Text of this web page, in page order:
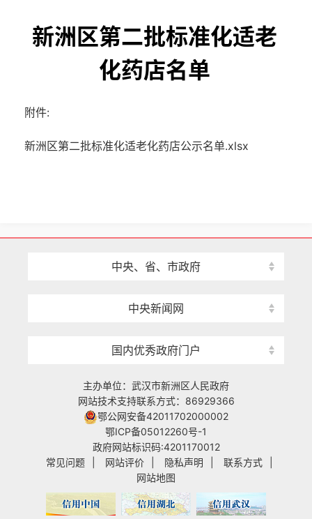
新洲区第二批标准化适老
化药店名单
附件:
新洲区第二批标准化适老化药店公示名单.xlsx
中央、省、市政府
中央新闻网
国内优秀政府门户
主办单位：武汉市新洲区人民政府
网站技术支持联系方式：86929366
鄂公网安备42011702000002
鄂ICP备05012260号-1
政府网站标识码:4201170012
常见问题
网站评价 隐私声明 联系方式
网站地图